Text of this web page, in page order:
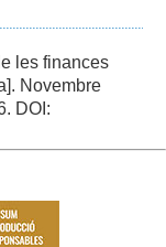
les finances
Novembre
DOI: